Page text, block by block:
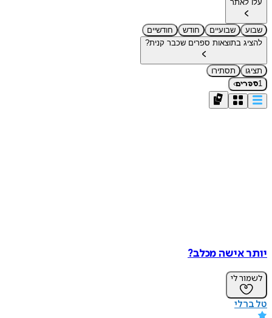
עלו לאתר
שבוע שבועיים חודש
חודשיים
להציג בתוצאות ספרים שכבר קנית?
תציגו
תסתירו
1ספרים›
יותר אישה מכלב?
לשמור לי
טל ברלי